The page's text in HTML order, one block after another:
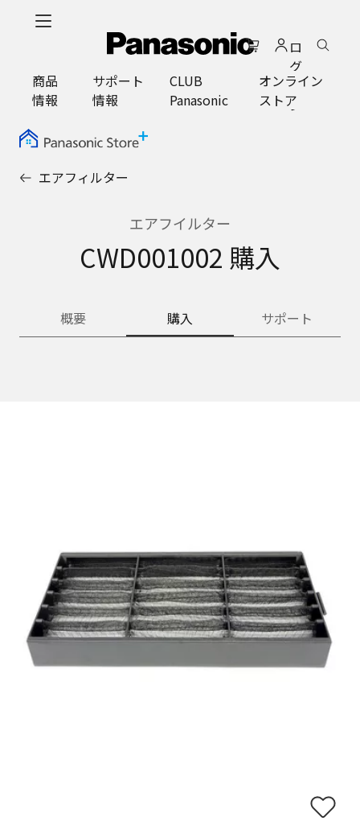
ロ
グ
イ
ン
商品
情報
サポート
情報
CLUB
Panasonic
オンライン
ストア
エアフィルター
エアフイルター
CWD001002 購入
概要 購入 サポート